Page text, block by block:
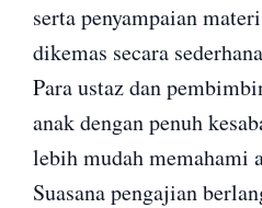
serta penyampaian
dikemas secara
Para ustaz dan
anak dengan penuh
lebih mudah memahami
Suasana pengajian